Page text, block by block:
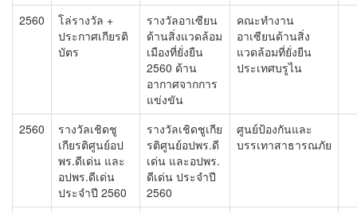
2560
โล่รางวัล +
ประกาศเกียรติ
บัตร
รางวัลอาเซียน
ด้านสิ่งแวดล้อม
เมืองที่ยั่งยืน
2560 ด้าน
อากาศจากการ
แข่งขัน
คณะทำงาน
อาเซียนด้านสิ่ง
แวดล้อมที่ยั่งยืน
ประเทศบรูไน
2560
รางวัลเชิดชู
เกียรติศูนย์อป
พร.ดีเด่น และ
อปพร.ดีเด่น
ประจำปี 2560
รางวัลเชิดชูเกีย
รติศูนย์อปพร.ดี
เด่น และอปพร.
ดีเด่น ประจำปี
2560
ศูนย์ป้องกันและ
บรรเทาสาธารณภัย